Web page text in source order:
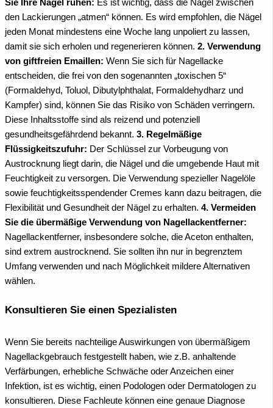
Sie Ihre Nägel ruhen: Es ist wichtig, dass die Nägel zwischen
den Lackierungen „atmen“ können. Es wird empfohlen, die Nägel
jeden Monat mindestens eine Woche lang unpoliert zu lassen,
damit sie sich erholen und regenerieren können. 2. Verwendung
von giftfreien Emaillen: Wenn Sie sich für Nagellacke
entscheiden, die frei von den sogenannten „toxischen 5“
(Formaldehyd, Toluol, Dibutylphthalat, Formaldehydharz und
Kampfer) sind, können Sie das Risiko von Schäden verringern.
Diese Inhaltsstoffe sind als reizend und potenziell
gesundheitsgefährdend bekannt. 3. Regelmäßige
Flüssigkeitszufuhr: Der Schlüssel zur Vorbeugung von
Austrocknung liegt darin, die Nägel und die umgebende Haut mit
Feuchtigkeit zu versorgen. Die Verwendung spezieller Nagelöle
sowie feuchtigkeitsspendender Cremes kann dazu beitragen, die
Flexibilität und Gesundheit der Nägel zu erhalten. 4. Vermeiden
Sie die übermäßige Verwendung von Nagellackentferner:
Nagellackentferner, insbesondere solche, die Aceton enthalten,
sind extrem austrocknend. Sie sollten ihn nur in begrenztem
Umfang verwenden und nach Möglichkeit mildere Alternativen
wählen.
Konsultieren Sie einen Spezialisten
Wenn Sie bereits nachteilige Auswirkungen von übermäßigem
Nagellackgebrauch festgestellt haben, wie z.B. anhaltende
Verfärbungen, erhebliche Schwäche oder Anzeichen einer
Infektion, ist es wichtig, einen Podologen oder Dermatologen zu
konsultieren. Diese Fachleute können eine genaue Diagnose